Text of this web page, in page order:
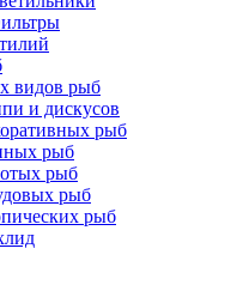
видов рыб
и дискусов
рыб
рыб
рыб
рыб
рыб